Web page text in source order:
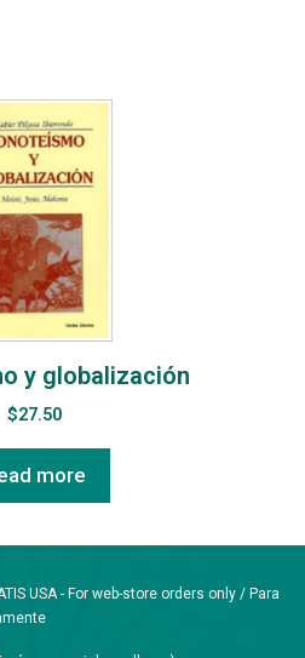
y globalización
$27.50
more
USA - For web-store orders only / Para